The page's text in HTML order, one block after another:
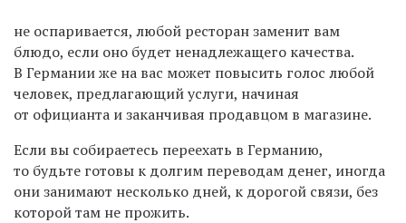
не оспаривается, любой ресторан заменит вам
блюдо, если оно будет ненадлежащего качества.
В Германии же на вас может повысить голос любой
человек, предлагающий услуги, начиная
от официанта и заканчивая продавцом в магазине.
Если вы собираетесь переехать в Германию,
то будьте готовы к долгим переводам денег, иногда
они занимают несколько дней, к дорогой связи, без
которой там не прожить.